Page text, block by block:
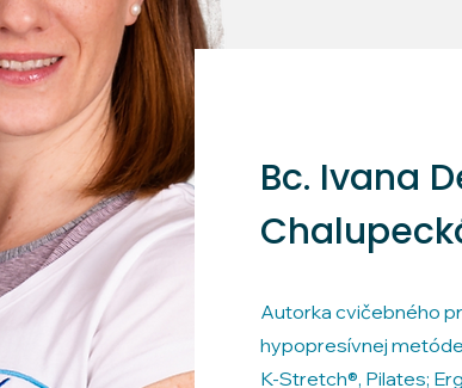
Bc. Ivana
Autorka cvičebného
hypopresívnej
K-Stretch®, Pilates;